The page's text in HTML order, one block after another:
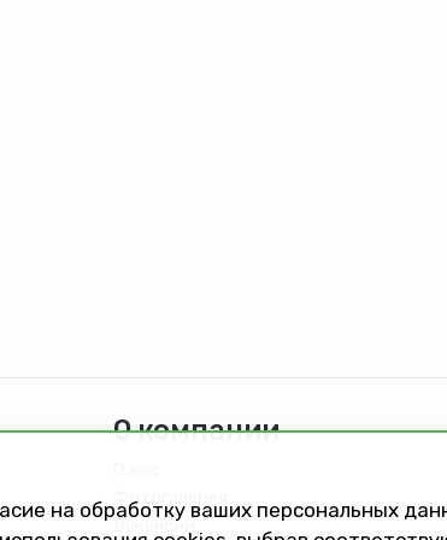
О компании
Фотогалерея
Вакансии
на обработку ваших персональных